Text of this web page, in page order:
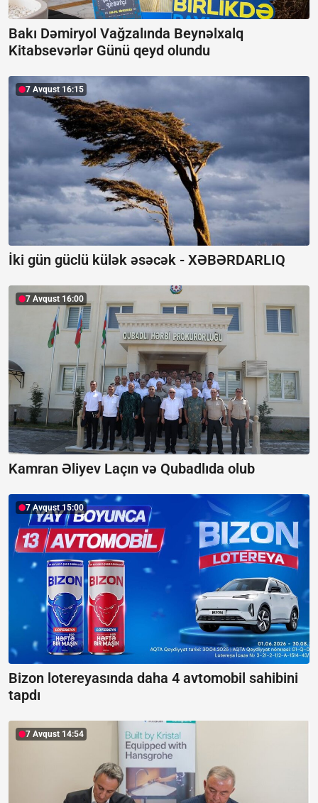
Bakı Dəmiryol Vağzalında Beynəlxalq
Kitabsevərlər Günü qeyd olundu
7 Avqust 16:15
İki gün güclü külək əsəcək - XƏBƏRDARLIQ
7 Avqust 16:00
Kamran Əliyev Laçın və Qubadlıda olub
7 Avqust 15:00
Bizon lotereyasında daha 4 avtomobil sahibini
tapdı
7 Avqust 14:54